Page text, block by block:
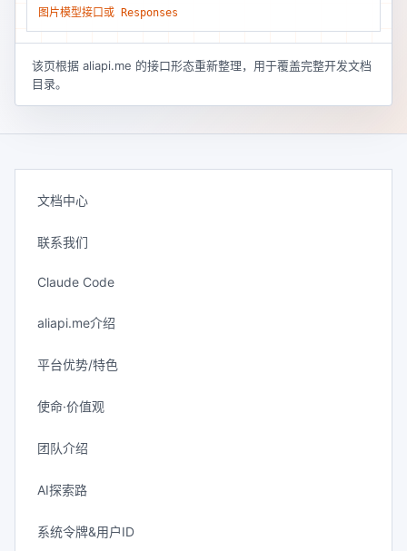
图片模型接口或 Responses
该页根据 aliapi.me 的接口形态重新整理，用于覆盖完整开发文档
目录。
文档中心
联系我们
Claude Code
aliapi.me介绍
平台优势/特色
使命·价值观
团队介绍
AI探索路
系统令牌&用户ID